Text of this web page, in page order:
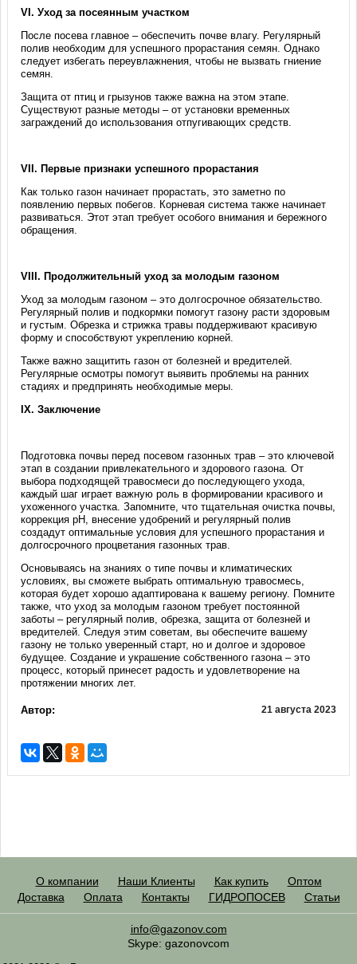
VI. Уход за посеянным участком
После посева главное – обеспечить почве влагу. Регулярный
полив необходим для успешного прорастания семян. Однако
следует избегать переувлажнения, чтобы не вызвать гниение
семян.
Защита от птиц и грызунов также важна на этом этапе.
Существуют разные методы – от установки временных
заграждений до использования отпугивающих средств.
VII. Первые признаки успешного прорастания
Как только газон начинает прорастать, это заметно по
появлению первых побегов. Корневая система также начинает
развиваться. Этот этап требует особого внимания и бережного
обращения.
VIII. Продолжительный уход за молодым газоном
Уход за молодым газоном – это долгосрочное обязательство.
Регулярный полив и подкормки помогут газону расти здоровым
и густым. Обрезка и стрижка травы поддерживают красивую
форму и способствуют укреплению корней.
Также важно защитить газон от болезней и вредителей.
Регулярные осмотры помогут выявить проблемы на ранних
стадиях и предпринять необходимые меры.
IX. Заключение
Подготовка почвы перед посевом газонных трав – это ключевой
этап в создании привлекательного и здорового газона. От
выбора подходящей травосмеси до последующего ухода,
каждый шаг играет важную роль в формировании красивого и
ухоженного участка. Запомните, что тщательная очистка почвы,
коррекция pH, внесение удобрений и регулярный полив
создадут оптимальные условия для успешного прорастания и
долгосрочного процветания газонных трав.
Основываясь на знаниях о типе почвы и климатических
условиях, вы сможете выбрать оптимальную травосмесь,
которая будет хорошо адаптирована к вашему региону. Помните
также, что уход за молодым газоном требует постоянной
заботы – регулярный полив, обрезка, защита от болезней и
вредителей. Следуя этим советам, вы обеспечите вашему
газону не только уверенный старт, но и долгое и здоровое
будущее. Создание и украшение собственного газона – это
процесс, который принесет радость и удовлетворение на
протяжении многих лет.
21 августа 2023
Автор:
О компании Наши Клиенты Как купить
Оптом
Доставка
Оплата Контакты ГИДРОПОСЕВ Статьи
info@gazonov.com
Skype: gazonovcom